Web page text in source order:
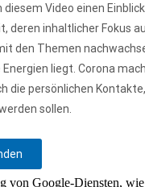
Video einen
deren inhaltlicher Fokus
den Themen
liegt. Corona
die persönlichen
sollen.